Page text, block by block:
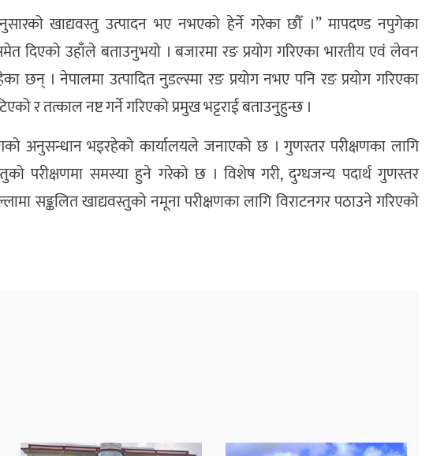
खाद्यवस्तु उत्पादन भए नभएको हेर्ने गरेका छौँ ।” मापदण्ड नपुगेका
दिएको उहाँले बताउनुभयो । बजारमा रङ प्रयोग गरिएका भारतीय एवं लेवन
छन् । नेपालमा उत्पादित नुडल्स्मा रङ प्रयोग नभए पनि रङ प्रयोग गरिएका
र तत्काल नष्ट गर्ने गरिएको प्रमुख भट्टराई बताउनुहुन्छ ।
अनुसन्धान भइरहेको कार्यालयले जनाएको छ । गुणस्तर परीक्षणका लागि
परीक्षणमा समस्या हुने गरेको छ । विशेष गरी, दुग्धजन्य पदार्थ गुणस्तर
सङ्कलित खाद्यवस्तुको नमूना परीक्षणका लागि विराटनगर पठाउने गरिएको